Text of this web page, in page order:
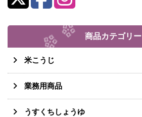
商品カテゴリー
米こうじ
業務用商品
うすくちしょうゆ